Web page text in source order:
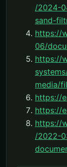
/2024-
sand-
https://
06/
https://
media/
https://
https://
https://
/2022-